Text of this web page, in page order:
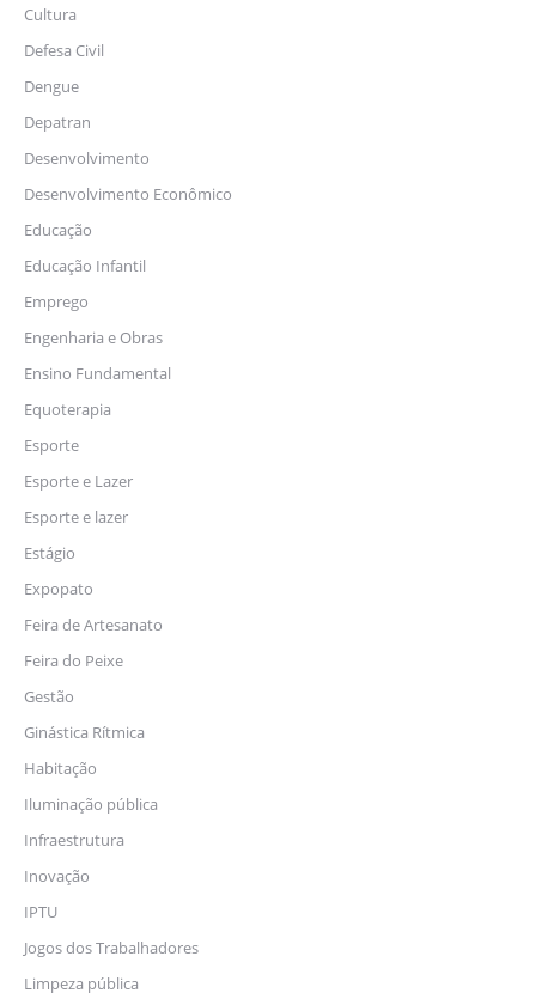
Cultura
Defesa Civil
Dengue
Depatran
Desenvolvimento
Desenvolvimento Econômico
Educação
Educação Infantil
Emprego
Engenharia e Obras
Ensino Fundamental
Equoterapia
Esporte
Esporte e Lazer
Esporte e lazer
Estágio
Expopato
Feira de Artesanato
Feira do Peixe
Gestão
Ginástica Rítmica
Habitação
Iluminação pública
Infraestrutura
Inovação
IPTU
Jogos dos Trabalhadores
Limpeza pública